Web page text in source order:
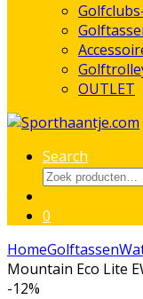
OUTLET
Search
Zoeken
0
HomeGolftassen
Mountain Eco Lite
-12%